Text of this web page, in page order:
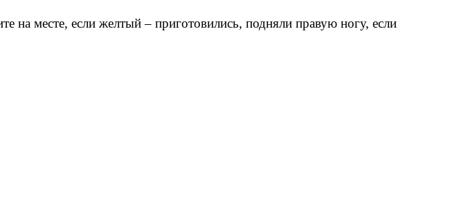
месте, если желтый – приготовились, подняли правую ногу, если